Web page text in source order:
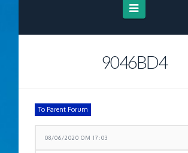
Navigation
9046BD4
To Parent Forum
08/06/2020 OM 17:03